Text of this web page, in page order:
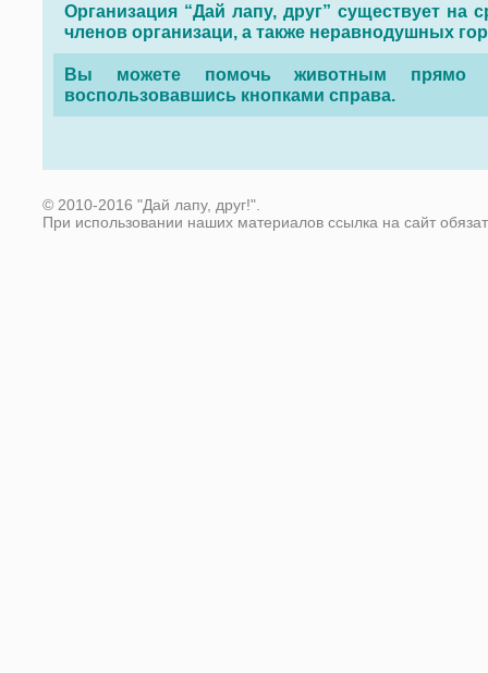
Организация “Дай лапу, друг” существует на
членов организаци, а также неравнодушных
Вы можете помочь животным прямо
воспользовавшись кнопками справа.
© 2010-2016 "Дай лапу, друг!".
При использовании наших материалов ссылка на сайт